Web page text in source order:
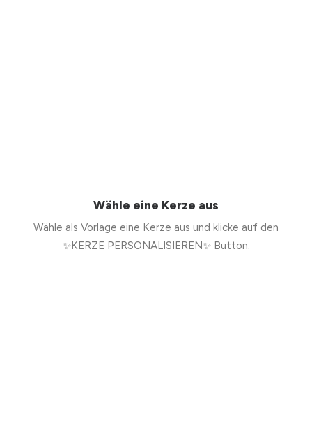
Wähle eine Kerze aus
Wähle als Vorlage eine Kerze aus und klicke auf den
✨KERZE PERSONALISIEREN✨ Button.